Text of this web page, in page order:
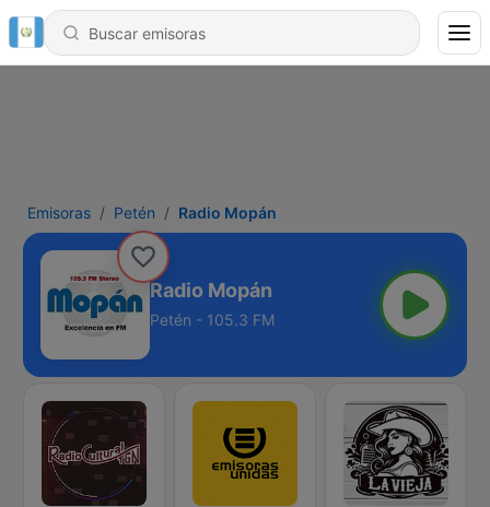
Emisoras Petén Radio Mopán
Radio Mopán
Petén - 105.3 FM